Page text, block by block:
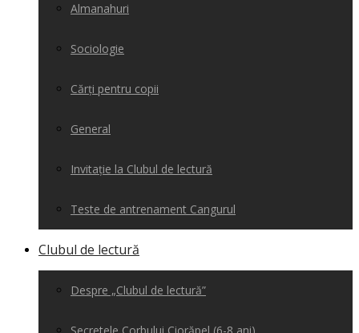
Almanahuri
Sociologie
Cărți pentru copii
General
Invitație la Clubul de lectură
Teste de antrenament Cangurul
Clubul de lectură
Despre „Clubul de lectură”